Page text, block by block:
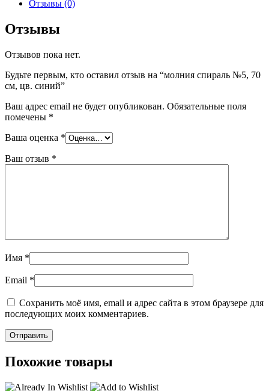
Отзывы (0)
Отзывы
Отзывов пока нет.
Будьте первым, кто оставил отзыв на “молния спираль №5, 70
см, цв. синий”
Ваш адрес email не будет опубликован. Обязательные поля
помечены *
Ваша оценка *
Ваш отзыв *
Имя *
Email *
Сохранить моё имя, email и адрес сайта в этом браузере для
последующих моих комментариев.
Похожие товары